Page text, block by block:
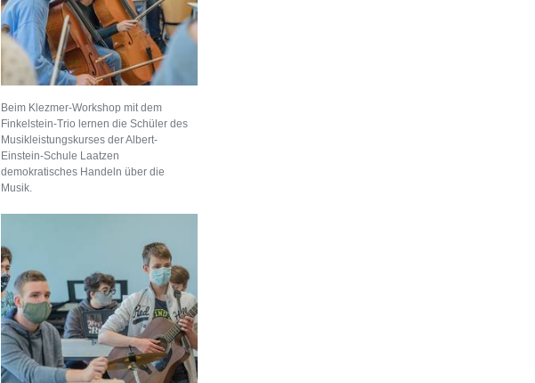
Beim Klezmer-Workshop mit dem
Finkelstein-Trio lernen die Schüler des
Musikleistungskurses der Albert-
Einstein-Schule Laatzen
demokratisches Handeln über die
Musik.